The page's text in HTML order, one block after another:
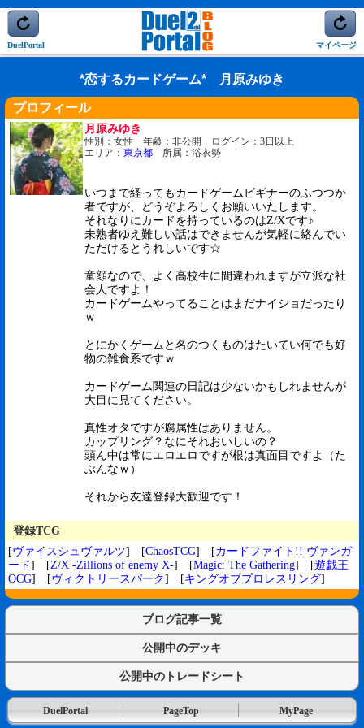
DuelPortal マイページ
*恋するカードゲーム* 月原みゆき
プロフィール
月原みゆき
性別：女性 年齢：非公開 ログイン：3日以上
エリア： 東京都 所属：浴衣勢
いつまで経ってもカードゲームビギナーのふつつか
者ですが、どうぞよろしくお願いいたします。
それなりにカードを持っているのはZ/Xです♪
未熟者ゆえ難しい話はできませんが気軽に絡んでい
ただけるとうれしいです☆
童顔なので、よく高校生に間違われますが立派な社
会人ですよ！
カードゲームやってることはまだナイショだったり
ｗ
とにかくゲームと名のつくものはたいてい何でも好
物の雑食系ですｗ
カードゲーム関連の日記は少ないかもしれませんが
大目に見てください。
真性オタですが腐属性はありません。
カップリング？なにそれおいしいの？
頭ん中は常にエロエロですが根は真面目ですよ（た
ぶんなｗ）
それから友達登録大歓迎です！
登録TCG
[ヴァイスシュヴァルツ] [ChaosTCG] [カードファイト!! ヴァンガ
ード] [Z/X -Zillions of enemy X-] [Magic: The Gathering] [遊戯王
OCG] [ヴィクトリースパーク] [キングオブプロレスリング]
ブログ記事一覧
公開中のデッキ
公開中のトレードシート
DuelPortal PageTop MyPage